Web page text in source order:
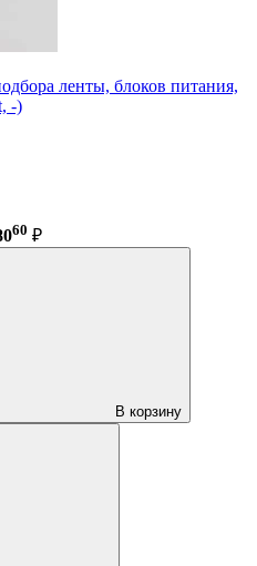
ленты, блоков питания,
-)
60 ₽
В корзину